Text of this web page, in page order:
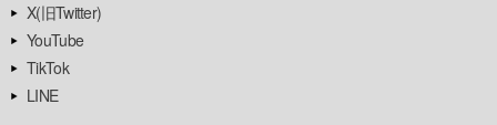
X(旧Twitter)
YouTube
TikTok
LINE